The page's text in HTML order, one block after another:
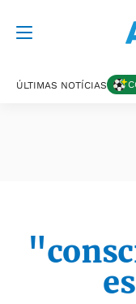
ÚLTIMAS NOTÍCIAS